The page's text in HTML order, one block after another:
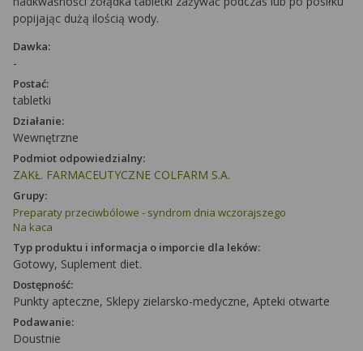
popijając dużą ilością wody.
Dawka:
-
Postać:
tabletki
Działanie:
Wewnętrzne
Podmiot odpowiedzialny:
ZAKŁ. FARMACEUTYCZNE COLFARM S.A.
Grupy:
Preparaty przeciwbólowe - syndrom dnia wczorajszego
Na kaca
Typ produktu i informacja o imporcie dla leków:
Gotowy, Suplement diet.
Dostępność:
Punkty apteczne, Sklepy zielarsko-medyczne, Apteki otwarte
Podawanie:
Doustnie